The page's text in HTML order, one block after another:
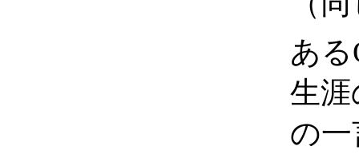
あ
生
の